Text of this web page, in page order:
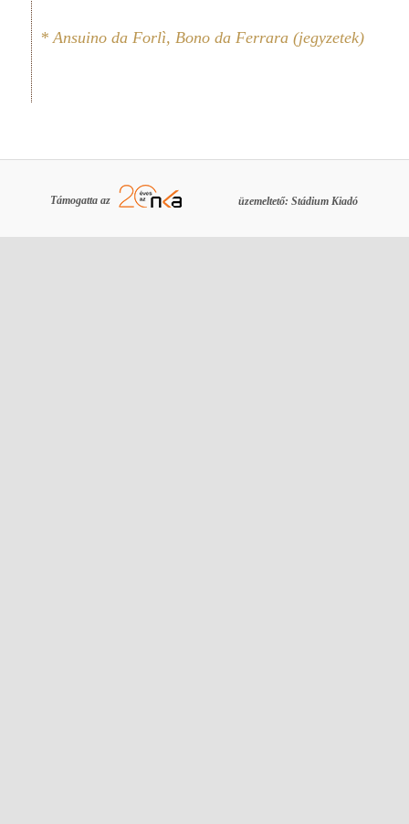
* Ansuino da Forlì, Bono da Ferrara (jegyzetek)
Támogatta az üzemeltető: Stádium Kiadó